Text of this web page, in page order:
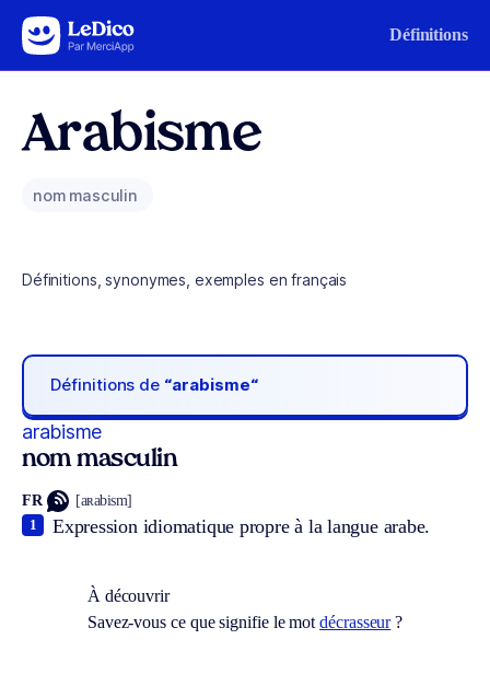
Aller au contenu Définitions
Arabisme
nom masculin
Définitions, synonymes, exemples en français
Définitions de “arabisme“
arabisme
nom masculin
FR [aʀabism]
Expression idiomatique propre à la langue arabe.
1
À découvrir
Savez-vous ce que signifie le motdécrasseur?